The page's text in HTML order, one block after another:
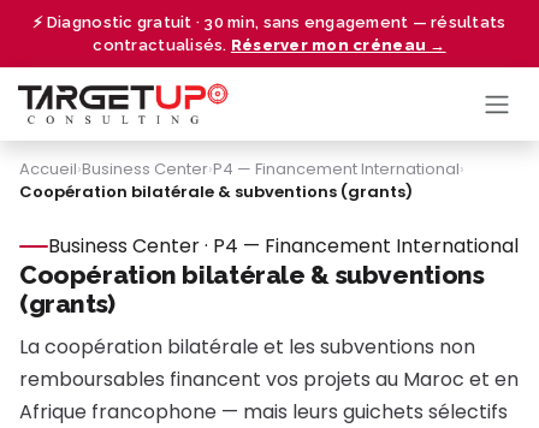
⚡ Diagnostic gratuit · 30 min, sans engagement — résultats
contractualisés. Réserver mon créneau →
Se rendre au contenu
Accueil›Business Center›P4 — Financement International›
Coopération bilatérale & subventions (grants)
Business Center · P4 — Financement International
Coopération bilatérale & subventions
(grants)
La coopération bilatérale et les subventions non
remboursables financent vos projets au Maroc et en
Afrique francophone — mais leurs guichets sélectifs